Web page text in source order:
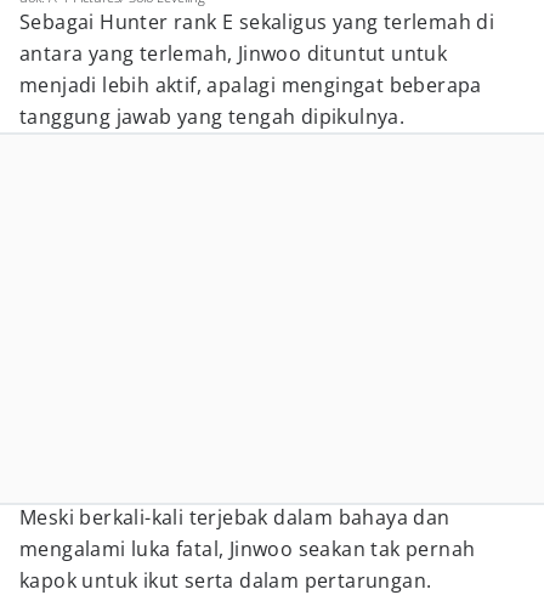
Sebagai Hunter rank E sekaligus yang terlemah di
antara yang terlemah, Jinwoo dituntut untuk
menjadi lebih aktif, apalagi mengingat beberapa
tanggung jawab yang tengah dipikulnya.
Meski berkali-kali terjebak dalam bahaya dan
mengalami luka fatal, Jinwoo seakan tak pernah
kapok untuk ikut serta dalam pertarungan.